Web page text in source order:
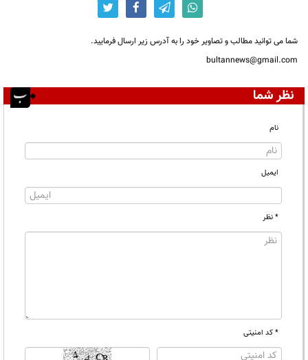
شما می توانید مطالب و تصاویر خود را به آدرس زیر ارسال فرمایید.
bultannews@gmail.com
نظر شما
نام
ایمیل
* نظر
* کد امنیتی